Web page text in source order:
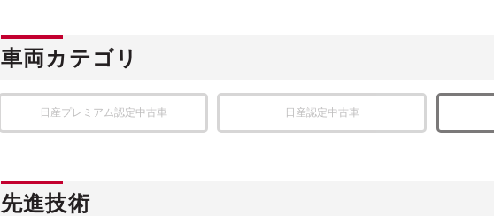
車両カテゴリ
日産プレミアム認定中古車 日産認定中古車
先進技術